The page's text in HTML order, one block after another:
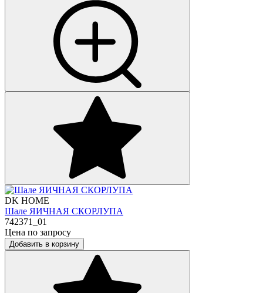
DK HOME
Шале ЯИЧНАЯ СКОРЛУПА
742371_01
Цена по запросу
Добавить в корзину